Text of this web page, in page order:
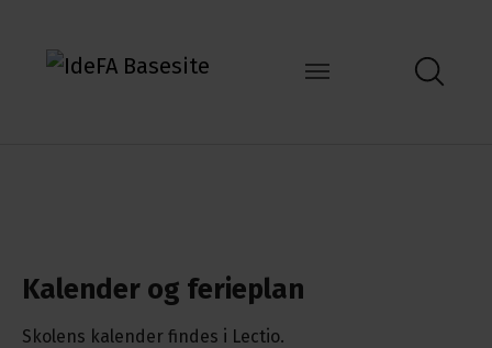
Kalender og ferieplan
Skolens kalender findes i Lectio.